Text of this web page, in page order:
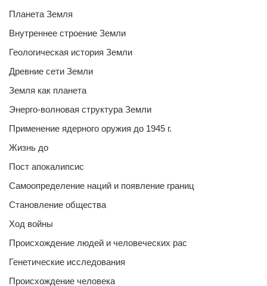
Планета Земля
Внутреннее строение Земли
Геологическая история Земли
Древние сети Земли
Земля как планета
Энерго-волновая структура Земли
Применение ядерного оружия до 1945 г.
Жизнь до
Пост апокалипсис
Самоопределение наций и появление границ
Становление общества
Ход войны
Происхождение людей и человеческих рас
Генетические исследования
Происхождение человека